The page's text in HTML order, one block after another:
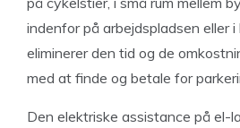
indenfor på arbejdspladsen eller
eliminerer den tid og de
med at finde og betale for
Den elektriske assistance på el-